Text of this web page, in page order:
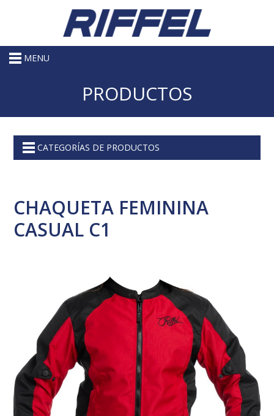
MENU
PRODUCTOS
CATEGORÍAS DE PRODUCTOS
CHAQUETA FEMININA
CASUAL C1